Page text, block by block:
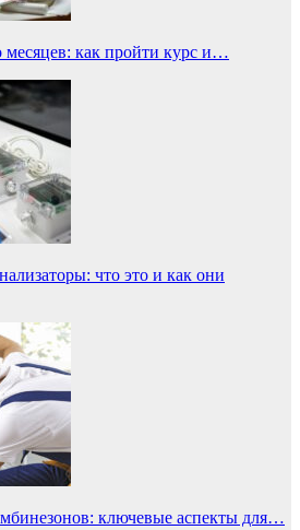
месяцев: как пройти курс и…
что это и как они
ключевые аспекты для…